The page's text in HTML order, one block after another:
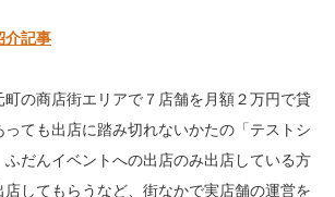
介記事
の商店街エリアで７店舗を月額２万円で貸
っても出店に踏み切れないかたの「テストシ
ふだんイベントへの出店のみ出店している方
店してもらうなど、街なかで実店舗の運営を